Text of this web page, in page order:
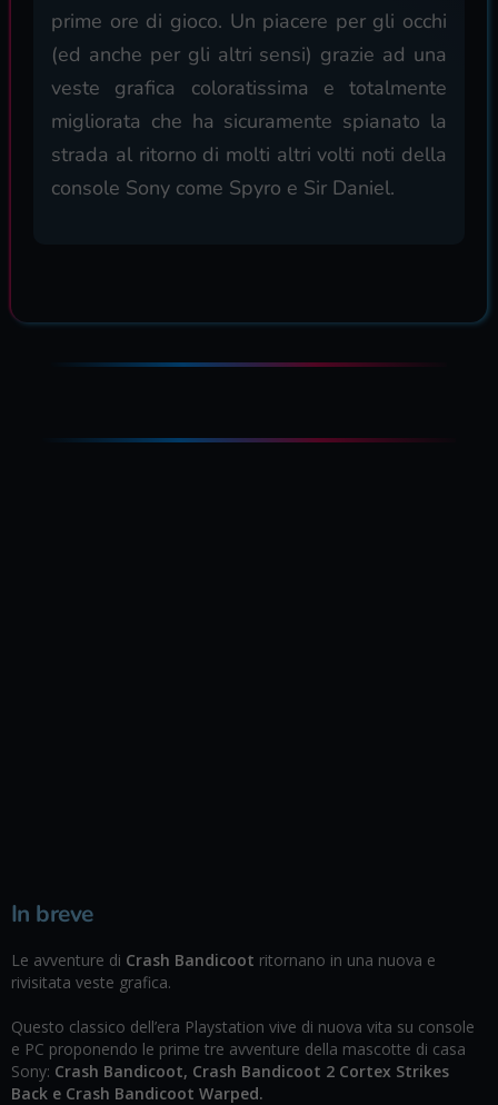
prime ore di gioco. Un piacere per gli occhi
(ed anche per gli altri sensi) grazie ad una
veste grafica coloratissima e totalmente
migliorata che ha sicuramente spianato la
strada al ritorno di molti altri volti noti della
console Sony come Spyro e Sir Daniel.
In breve
Le avventure di Crash Bandicoot ritornano in una nuova e
rivisitata veste grafica.
Questo classico dell’era Playstation vive di nuova vita su console
e PC proponendo le prime tre avventure della mascotte di casa
Sony: Crash Bandicoot, Crash Bandicoot 2 Cortex Strikes
Back e Crash Bandicoot Warped.